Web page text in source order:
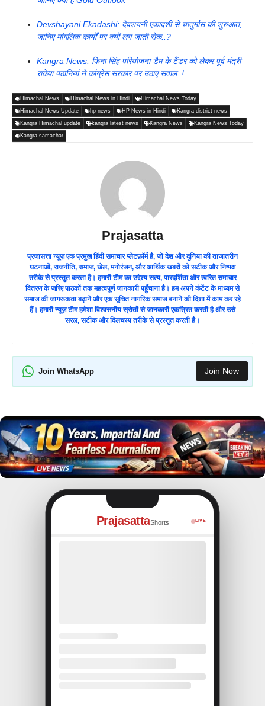
Devshayani Ekadashi: देवशयनी एकादशी से चातुर्मास की शुरुआत,
जानिए मांगलिक कार्यों पर क्यों लग जाती रोक..?
Kangra News: फिना सिंह परियोजना डैम के टैंडर को लेकर पूर्व मंत्री
राकेश पठानियां ने कांग्रेस सरकार पर उठाए सवाल..!
Himachal News Himachal News in Hindi Himachal News Today
Himachal News Update hp news HP News in Hindi Kangra district news
Kangra Himachal update kangra latest news Kangra News Kangra News Today
Kangra samachar
Prajasatta
प्रजासत्ता न्यूज़ एक प्रमुख हिंदी समाचार प्लेटफ़ॉर्म है, जो देश और दुनिया की ताजातरीन
घटनाओं, राजनीति, समाज, खेल, मनोरंजन, और आर्थिक खबरों को सटीक और निष्पक्ष
तरीके से प्रस्तुत करता है। हमारी टीम का उद्देश्य सत्य, पारदर्शिता और त्वरित समाचार
वितरण के जरिए पाठकों तक महत्वपूर्ण जानकारी पहुँचाना है। हम अपने कंटेंट के माध्यम से
समाज की जागरूकता बढ़ाने और एक सूचित नागरिक समाज बनाने की दिशा में काम कर रहे
हैं। हमारी न्यूज़ टीम हमेशा विश्वसनीय स्रोतों से जानकारी एकत्रित करती है और उसे
सरल, सटीक और दिलचस्प तरीके से प्रस्तुत करती है।
Join WhatsApp Join Now
PrajasattaShorts LIVE